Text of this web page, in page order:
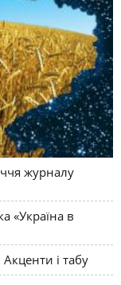
журналу
«Україна в
і табу